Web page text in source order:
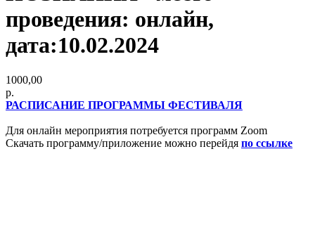
проведения: онлайн,
дата:10.02.2024
1000,00
р.
РАСПИСАНИЕ ПРОГРАММЫ ФЕСТИВАЛЯ
Для онлайн мероприятия потребуется программ Zoom
Скачать программу/приложение можно перейдя по ссылке